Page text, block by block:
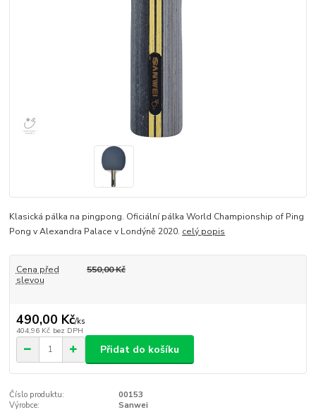
Klasická pálka na pingpong. Oficiální pálka World Championship of Ping
Pong v Alexandra Palace v Londýně 2020. celý popis
Cena před
slevou
550,00 Kč
490,00 Kč/ks
404,96 Kč bez DPH
Přidat do košíku
Číslo produktu:
00153
Výrobce:
Sanwei